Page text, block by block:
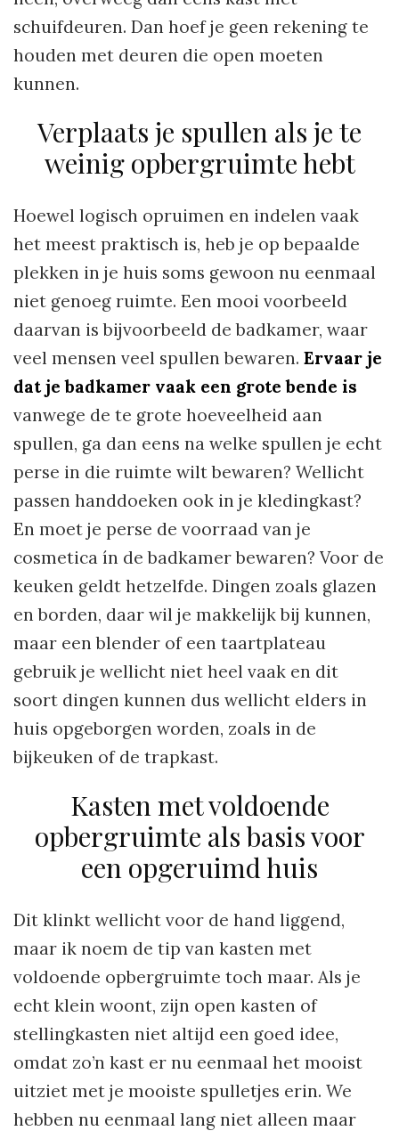
schuifdeuren. Dan hoef je geen rekening te
houden met deuren die open moeten
kunnen.
Verplaats je spullen als je te
weinig opbergruimte hebt
Hoewel logisch opruimen en indelen vaak
het meest praktisch is, heb je op bepaalde
plekken in je huis soms gewoon nu eenmaal
niet genoeg ruimte. Een mooi voorbeeld
daarvan is bijvoorbeeld de badkamer, waar
veel mensen veel spullen bewaren. Ervaar je
dat je badkamer vaak een grote bende is
vanwege de te grote hoeveelheid aan
spullen, ga dan eens na welke spullen je echt
perse in die ruimte wilt bewaren? Wellicht
passen handdoeken ook in je kledingkast?
En moet je perse de voorraad van je
cosmetica ín de badkamer bewaren? Voor de
keuken geldt hetzelfde. Dingen zoals glazen
en borden, daar wil je makkelijk bij kunnen,
maar een blender of een taartplateau
gebruik je wellicht niet heel vaak en dit
soort dingen kunnen dus wellicht elders in
huis opgeborgen worden, zoals in de
bijkeuken of de trapkast.
Kasten met voldoende
opbergruimte als basis voor
een opgeruimd huis
Dit klinkt wellicht voor de hand liggend,
maar ik noem de tip van kasten met
voldoende opbergruimte toch maar. Als je
echt klein woont, zijn open kasten of
stellingkasten niet altijd een goed idee,
omdat zo’n kast er nu eenmaal het mooist
uitziet met je mooiste spulletjes erin. We
hebben nu eenmaal lang niet alleen maar